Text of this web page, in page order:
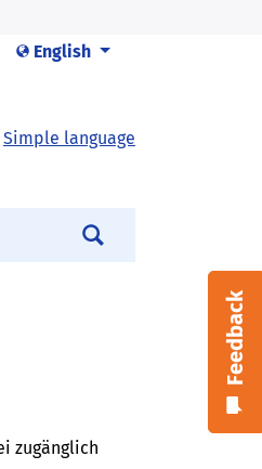
English
Simple language
Feedback
zugänglich